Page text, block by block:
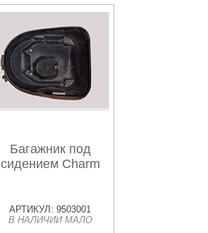
Багажник под
сидением Charm
АРТИКУЛ: 9503001
В НАЛИЧИИ МАЛО